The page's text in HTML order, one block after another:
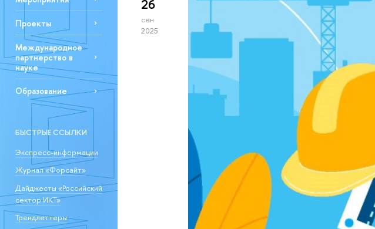
Проекты
Международное
партнерство в
науке
Образование
БЫСТРЫЕ ССЫЛКИ
Экспресс-информации
Журнал «Форсайт»
Дайджесты «Российский
сектор ИКТ»
Трендлеттеры
26
сен
2025